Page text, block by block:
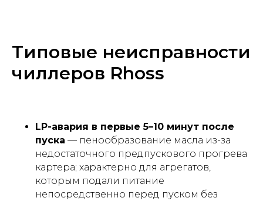
Типовые неисправности
чиллеров Rhoss
LP-авария в первые 5–10 минут после
пуска — пенообразование масла из-за
недостаточного предпускового прогрева
картера; характерно для агрегатов,
которым подали питание
непосредственно перед пуском без